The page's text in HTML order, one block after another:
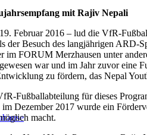
mit Rajiv Nepali
Februar 2016 – lud die VfR-
der Besuch des langjährigen ARD-
im FORUM Merzhausen unter
war und im Jahr zuvor eine
zu fördern, das Nepal
Fußballabteilung für dieses
Dezember 2017 wurde ein
macht.